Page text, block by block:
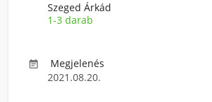
Szeged Árkád
1-3 darab

Megjelenés
2021.08.20.